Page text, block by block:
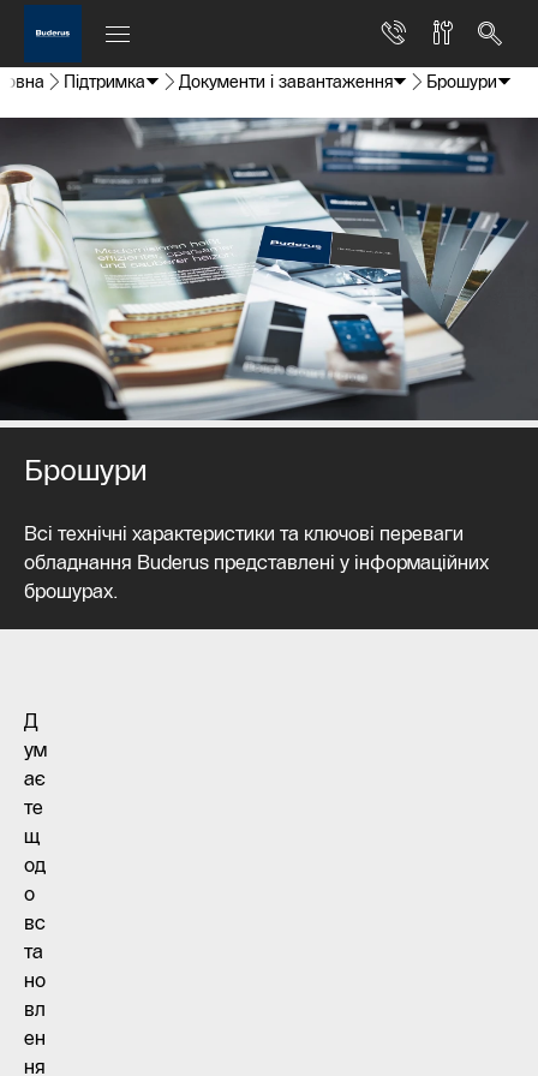
Підтримка Документи і завантаження Брошури
Брошури
Всі технічні характеристики та ключові переваги
обладнання Buderus представлені у інформаційних
брошурах.
Д
ум
ає
те
щ
од
о
вс
та
но
вл
ен
ня